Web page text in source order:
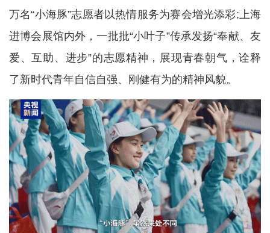
万名“小海豚”志愿者以热情服务为赛会增光添彩;上海
进博会展馆内外，一批批“小叶子”传承发扬“奉献、友
爱、互助、进步”的志愿精神，展现青春朝气，诠释
了新时代青年自信自强、刚健有为的精神风貌。